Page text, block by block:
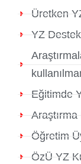
Üretken
YZ
Eğitimde
Öğretim
ÖzÜ YZ